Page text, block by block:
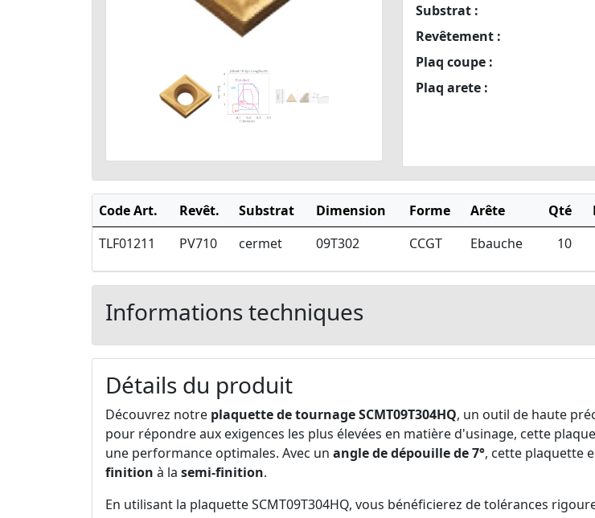
Substrat :
Revêtement :
Plaq coupe :
Plaq arete :
Code Art. Revêt. Substrat Dimension Forme Arête Qté
TLF01211
PV710 cermet 09T302 CCGT Ebauche 10
Informations techniques
Détails du produit
Découvrez notre plaquette de tournage SCMT09T304HQ, un outil de haute
pour répondre aux exigences les plus élevées en matière d'usinage, cette
une performance optimales. Avec un angle de dépouille de 7°, cette plaquette
finition à la semi-finition.
En utilisant la plaquette SCMT09T304HQ, vous bénéficierez de tolérances